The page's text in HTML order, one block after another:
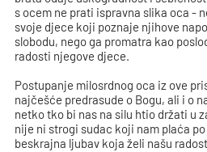
s ocem ne prati ispravna slika oca -
svoje djece koji poznaje njihove
slobodu, nego ga promatra kao
radosti njegove djece.
Postupanje milosrdnog oca iz ove
najčešće predrasude o Bogu, ali i o
netko tko bi nas na silu htio držati u
nije ni strogi sudac koji nam plaća
beskrajna ljubav koja želi našu